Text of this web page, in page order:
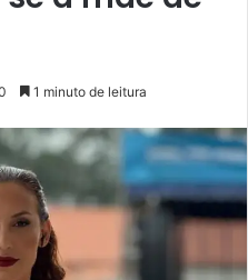
1 minuto de leitura